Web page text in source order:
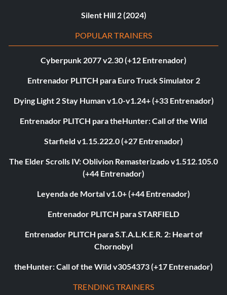
Silent Hill 2 (2024)
POPULAR TRAINERS
Cyberpunk 2077 v2.30 (+12 Entrenador)
Entrenador PLITCH para Euro Truck Simulator 2
Dying Light 2 Stay Human v1.0-v1.24+ (+33 Entrenador)
Entrenador PLITCH para theHunter: Call of the Wild
Starfield v1.15.222.0 (+27 Entrenador)
The Elder Scrolls IV: Oblivion Remasterizado v1.512.105.0
(+44 Entrenador)
Leyenda de Mortal v1.0+ (+44 Entrenador)
Entrenador PLITCH para STARFIELD
Entrenador PLITCH para S.T.A.L.K.E.R. 2: Heart of
Chornobyl
theHunter: Call of the Wild v3054373 (+17 Entrenador)
TRENDING TRAINERS